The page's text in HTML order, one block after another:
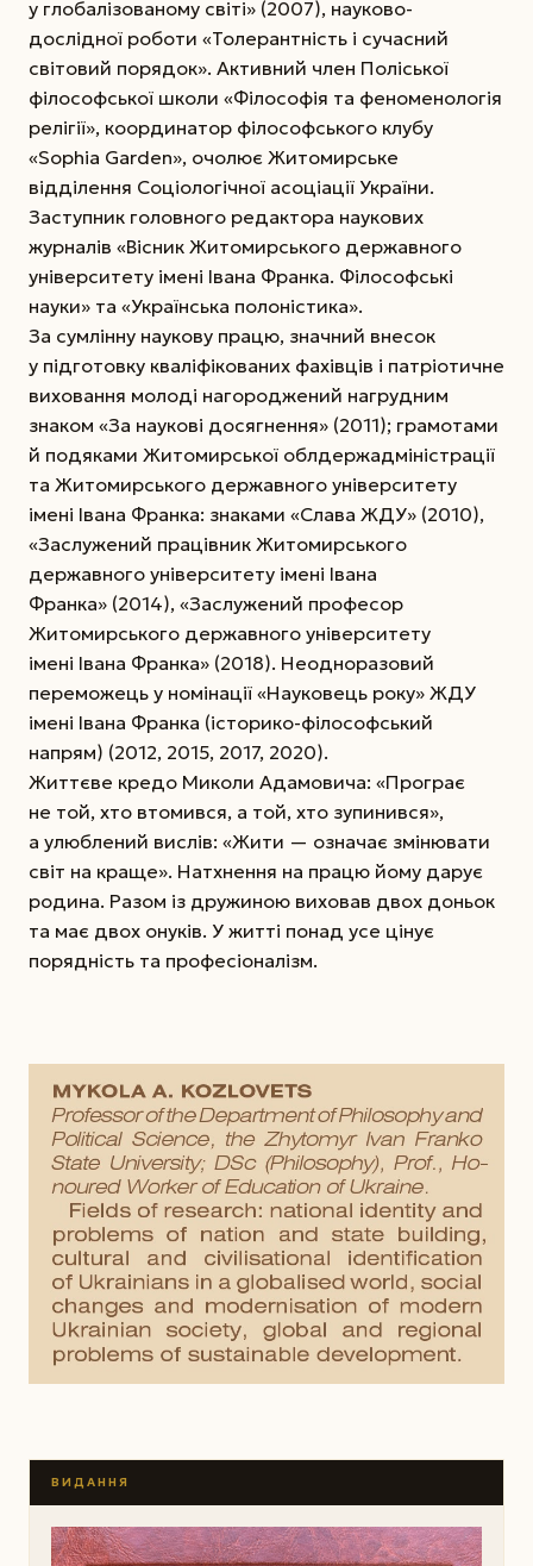
у глобалізованому світі» (2007), науково-
дослідної роботи «Толерантність і сучасний
світовий порядок». Активний член Поліської
філософської школи «Філософія та феноменологія
релігії», координатор філософського клубу
«Sophia Garden», очолює Житомирське
відділення Соціологічної асоціації України.
Заступник головного редактора наукових
журналів «Вісник Житомирського державного
університету імені Івана Франка. Філософські
науки» та «Українська полоністика».
За сумлінну наукову працю, значний внесок
у підготовку кваліфікованих фахівців і патріотичне
виховання молоді нагороджений нагрудним
знаком «За наукові досягнення» (2011); грамотами
й подяками Житомирської облдержадміністрації
та Житомирського державного університету
імені Івана Франка: знаками «Слава ЖДУ» (2010),
«Заслужений працівник Житомирського
державного університету імені Івана
Франка» (2014), «Заслужений професор
Житомирського державного університету
імені Івана Франка» (2018). Неодноразовий
переможець у номінації «Науковець року» ЖДУ
імені Івана Франка (історико-філософський
напрям) (2012, 2015, 2017, 2020).
Життєве кредо Миколи Адамовича: «Програє
не той, хто втомився, а той, хто зупинився»,
а улюблений вислів: «Жити — означає змінювати
світ на краще». Натхнення на працю йому дарує
родина. Разом із дружиною виховав двох доньок
та має двох онуків. У житті понад усе цінує
порядність та професіоналізм.
ВИДАННЯ